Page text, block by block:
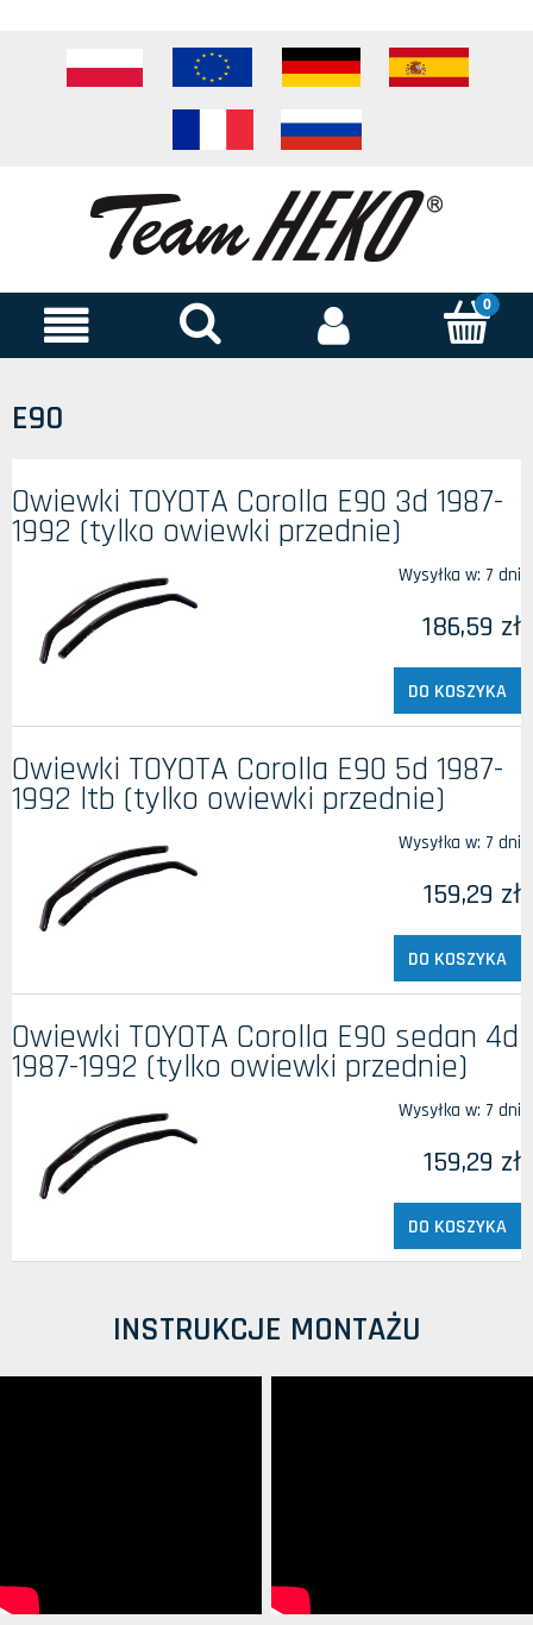
E90
Owiewki TOYOTA Corolla E90 3d 1987-
1992 (tylko owiewki przednie)
Wysyłka w: 7 dni
186,59 zł
DO KOSZYKA
Owiewki TOYOTA Corolla E90 5d 1987-
1992 ltb (tylko owiewki przednie)
Wysyłka w: 7 dni
159,29 zł
DO KOSZYKA
Owiewki TOYOTA Corolla E90 sedan 4d
1987-1992 (tylko owiewki przednie)
Wysyłka w: 7 dni
159,29 zł
DO KOSZYKA
INSTRUKCJE MONTAŻU